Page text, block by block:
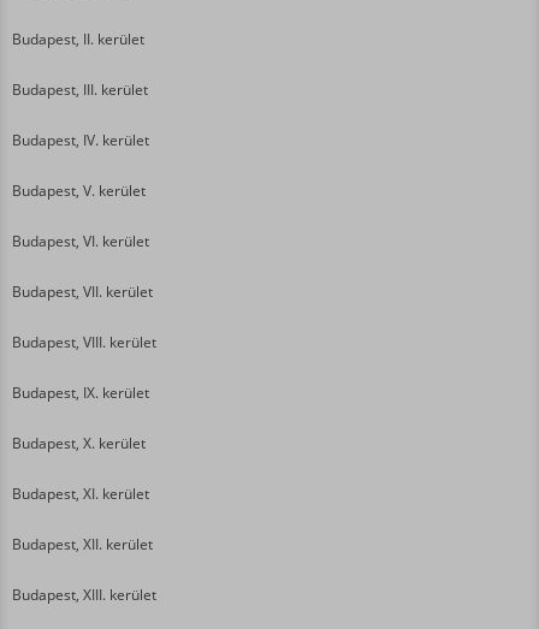
Budapest, II. kerület
Budapest, III. kerület
Budapest, IV. kerület
Budapest, V. kerület
Budapest, VI. kerület
Budapest, VII. kerület
Budapest, VIII. kerület
Budapest, IX. kerület
Budapest, X. kerület
Budapest, XI. kerület
Budapest, XII. kerület
Budapest, XIII. kerület